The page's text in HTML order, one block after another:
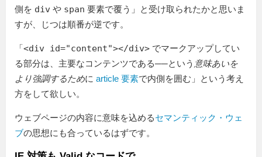
側を div や span 要素で覆う」と受け取られたかと思いま
すが、じつは順番が逆です。
「<div id="content"></div> でマークアップしてい
る部分は、主要なコンテンツである──という 意味あいを
より強調するために article 要素で内側を囲む」という考え
方をして欲しい。
ウェブページの内容に意味を込めるセマンティック・ウェ
ブの思想にも合っているはずです。